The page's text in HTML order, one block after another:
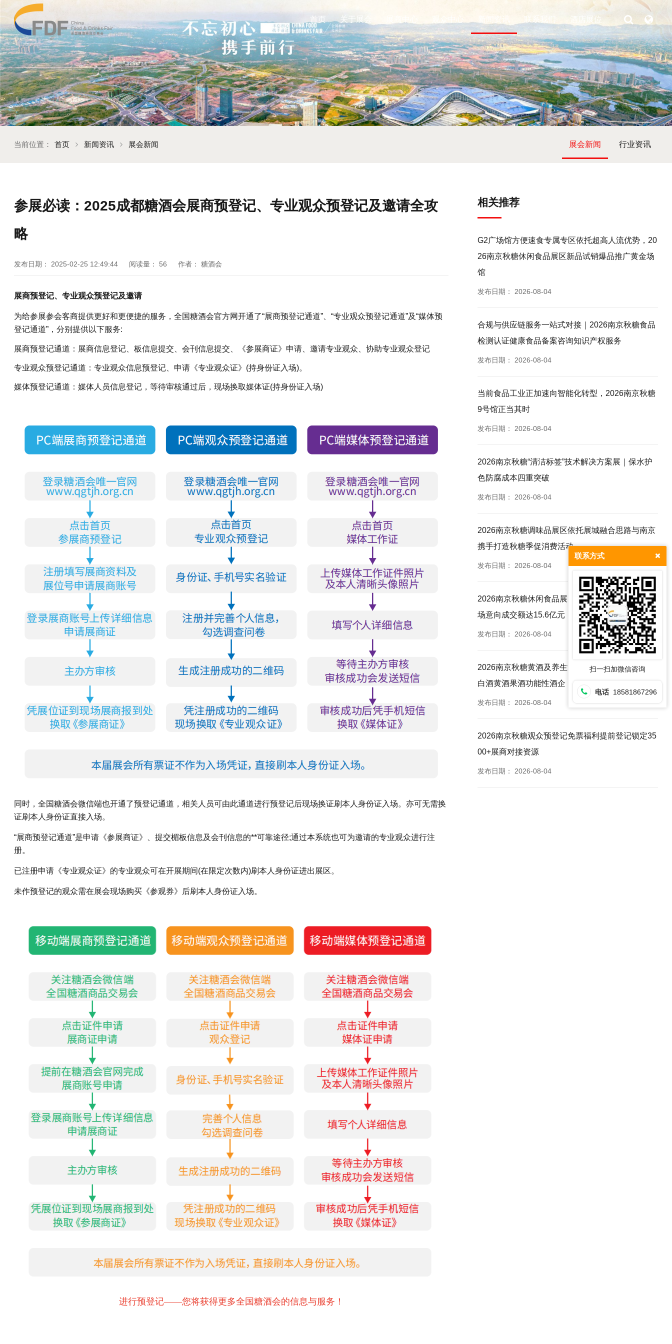
首页 关于展会 酒店展位
当前位置： 首页 新闻资讯 展会新闻 展会新闻 行业资讯
参展必读：2025成都糖酒会展商预登记、专业观众预登记及邀请全攻
略
发布日期： 2025-02-25 12:49:44 阅读量： 56 作者： 糖酒会
展商预登记、专业观众预登记及邀请
为给参展参会客商提供更好和更便捷的服务，全国糖酒会官方网开通了“展商预登记通道”、“专业观众预登记通道”及“媒体预
登记通道”，分别提供以下服务:
展商预登记通道：展商信息登记、板信息提交、会刊信息提交、《参展商证》申请、邀请专业观众、协助专业观众登记
专业观众预登记通道：专业观众信息预登记、申请《专业观众证》(持身份证入场)。
媒体预登记通道：媒体人员信息登记，等待审核通过后，现场换取媒体证(持身份证入场)
同时，全国糖酒会微信端也开通了预登记通道，相关人员可由此通道进行预登记后现场换证刷本人身份证入场。亦可无需换
证刷本人身份证直接入场。
“展商预登记通道”是申请《参展商证》、提交楣板信息及会刊信息的**可靠途径;通过本系统也可为邀请的专业观众进行注
册。
已注册申请《专业观众证》的专业观众可在开展期间(在限定次数内)刷本人身份证进出展区。
未作预登记的观众需在展会现场购买《参观券》后刷本人身份证入场。
进行预登记——您将获得更多全国糖酒会的信息与服务！
相关推荐
G2广场馆方便速食专属专区依托超高人流优势，20
26南京秋糖休闲食品展区新品试销爆品推广黄金场
馆
发布日期： 2026-08-04
合规与供应链服务一站式对接｜2026南京秋糖食品
检测认证健康食品备案咨询知识产权服务
发布日期： 2026-08-04
当前食品工业正加速向智能化转型，2026南京秋糖
9号馆正当其时
发布日期： 2026-08-04
2026南京秋糖“清洁标签”技术解决方案展｜保水护
色防腐成本四重突破
发布日期： 2026-08-04
2026南京秋糖调味品展区依托展城融合思路与南京
携手打造秋糖季促消费活动
发布日期： 2026-08-04
2026南京秋糖休闲食品展区往届830家企业参展现
场意向成交额达15.6亿元
发布日期： 2026-08-04
2026南京秋糖黄酒及养生酒专区深耕酿造创新适配
白酒黄酒果酒功能性酒企
发布日期： 2026-08-04
2026南京秋糖观众预登记免票福利提前登记锁定35
00+展商对接资源
发布日期： 2026-08-04
联系方式
扫一扫加微信咨询
电话 18581867296